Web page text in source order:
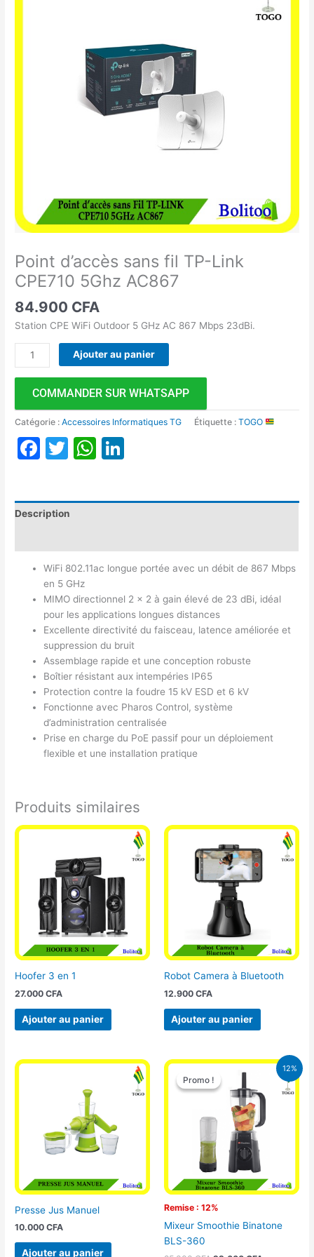
Point d’accès sans fil TP-Link
CPE710 5Ghz AC867
84.900 CFA
Station CPE WiFi Outdoor 5 GHz AC 867 Mbps 23dBi.
Ajouter au panier
COMMANDER SUR WHATSAPP
Catégorie :Accessoires Informatiques TG Étiquette :TOGO
Facebook
TwitterWhatsApp
Description
WiFi 802.11ac longue portée avec un débit de 867 Mbps
en 5 GHz
MIMO directionnel 2 × 2 à gain élevé de 23 dBi, idéal
pour les applications longues distances
Excellente directivité du faisceau, latence améliorée et
suppression du bruit
Assemblage rapide et une conception robuste
Boîtier résistant aux intempéries IP65
Protection contre la foudre 15 kV ESD et 6 kV
Fonctionne avec Pharos Control, système
d’administration centralisée
Prise en charge du PoE passif pour un déploiement
flexible et une installation pratique
Produits similaires
Hoofer 3 en 1
27.000CFA
Ajouter au panier
Robot Camera à Bluetooth
12.900 CFA
Ajouter au panier
Presse Jus Manuel
10.000CFA
Ajouter au panier
12%
Promo !
Remise : 12%
Promo !
Mixeur Smoothie Binatone
BLS-360
Le
prix
initial
était :
25.000 CFA.
Le
prix
actuel
est :